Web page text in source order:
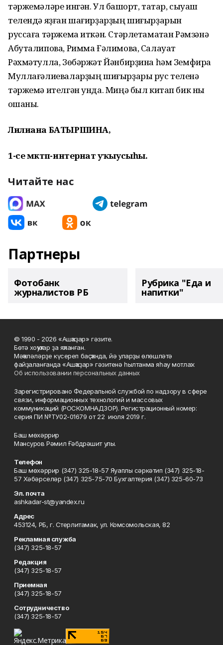
тәржемәләре ингән. Ул башҡорт, татар, сыуаш
телендә яҙған шағирҙарҙың шиғырҙарын
руссаға тәржема иткән. Стәрлетамаҡтан Рәмзәнә
Абуталипова, Римма Ғәлимова, Салауат
Рәхмәтулла, Зөбәржәт Йәнбирҙина һәм Земфира
Муллағәлиеваларҙың шиғырҙары рус теленә
тәржемә ителгән унда. Миңә был китап бик ныҡ
оҡшаны.
Лилиана БАТЫРШИНА,
1-се мәктәп-интернат уҡыусыһы.
Читайте нас
Партнеры
Фотобанк
журналистов РБ
Рубрика "Еда и
напитки"
© 1990 - 2026 «Ашҡаҙар» гәзите.
Бөтә хоҡуҡтар ҙа яҡланған.
Мәҡәләләрҙе күсереп баҫҡанда, йә уларҙы өлөшләтә
файҙаланғанда «Ашҡаҙар» гәзитенә һылтанма яһау мотлаҡ.
Об использовании персональных данных
Зарегистрировано Федеральной службой по надзору в сфере
связи, информационных технологий и массовых
коммуникаций (РОСКОМНАДЗОР). Регистрационный номер:
серия ПИ №ТУ02-01679 от 22 июля 2019 г.
Баш мөхәррир
Мансуров Рәмил Ғәбдрәшит улы.
Телефон
Баш мөхәррир (347) 325-18-57 Яуаплы сәркәтип (347) 325-18-
57 Хәбәрселәр (347) 325-75-70 Бухгалтерия (347) 325-60-73
Эл. почта
ashkadar-st@yandex.ru
Адрес
453124, РБ, г. Стерлитамак, ул. Комсомольская, 82
Рекламная служба
(347) 325-18-57
Редакция
(347) 325-18-57
Приемная
(347) 325-18-57
Сотрудничество
(347) 325-18-57